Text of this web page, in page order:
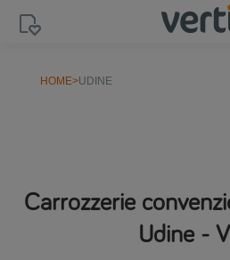
HOME>UDINE
Carrozzerie
Udine -